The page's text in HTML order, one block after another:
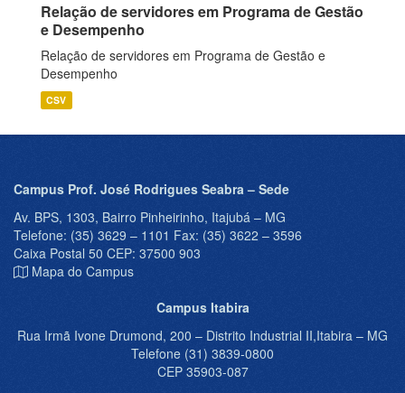
Relação de servidores em Programa de Gestão
e Desempenho
Relação de servidores em Programa de Gestão e
Desempenho
CSV
Campus Prof. José Rodrigues Seabra – Sede
Av. BPS, 1303, Bairro Pinheirinho, Itajubá – MG
Telefone: (35) 3629 – 1101 Fax: (35) 3622 – 3596
Caixa Postal 50 CEP: 37500 903
Mapa do Campus
Campus Itabira
Rua Irmã Ivone Drumond, 200 – Distrito Industrial II,Itabira – MG
Telefone (31) 3839-0800
CEP 35903-087